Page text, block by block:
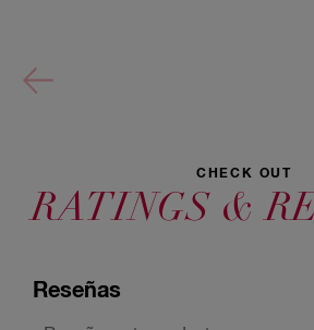
CHECK OUT
RATINGS &